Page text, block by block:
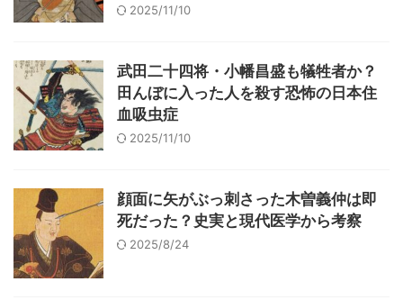
2025/11/10
武田二十四将・小幡昌盛も犠牲者か？
田んぼに入った人を殺す恐怖の日本住
血吸虫症
2025/11/10
顔面に矢がぶっ刺さった木曽義仲は即
死だった？史実と現代医学から考察
2025/8/24